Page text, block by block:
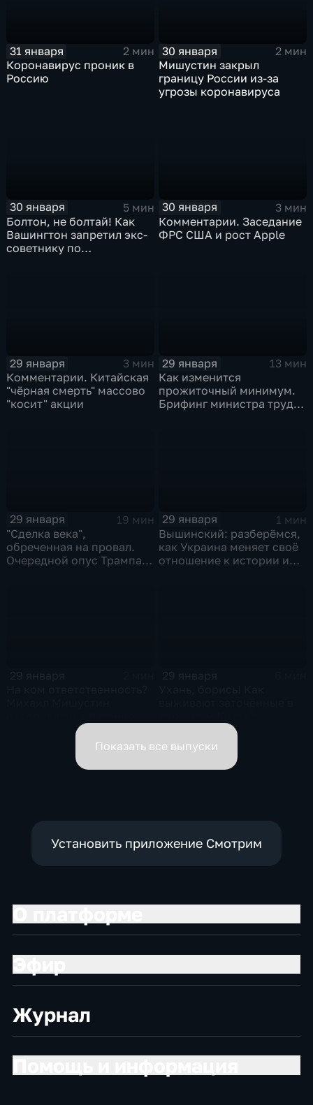
31 января
2 мин
Коронавирус проник в
Россию
30 января
2 мин
Мишустин закрыл
границу России из-за
угрозы коронавируса
30 января
5 мин
Болтон, не болтай! Как
Вашингтон запретил экс-
советнику по
30 января
3 мин
Комментарии. Заседание
ФРС США и рост Apple
29 января
3 мин
Комментарии. Китайская
"чёрная смерть" массово
"косит" акции
29 января
13 мин
Как изменится
прожиточный минимум.
Брифинг министра труда
29 января
19 мин
"Сделка века",
обреченная на провал.
Очередной опус Трампа.
29 января
1 мин
Вышинский: разберёмся,
как Украина меняет своё
отношение к истории и
вице-премьеров
Показать все выпуски
Установить приложение Смотрим
Журнал